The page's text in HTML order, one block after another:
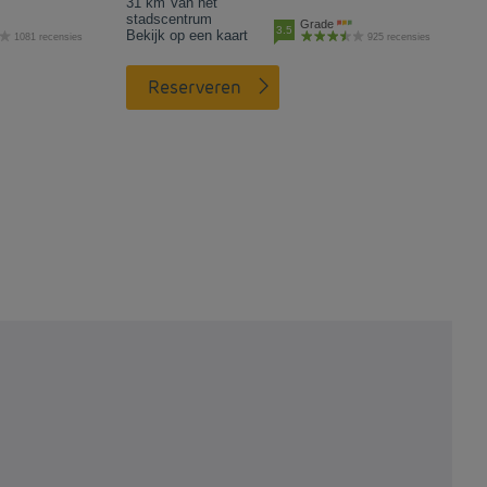
1081 recensies
stadscentrum
Bekijk op een kaart
3.5 Grade
925 recensies
Reserveren